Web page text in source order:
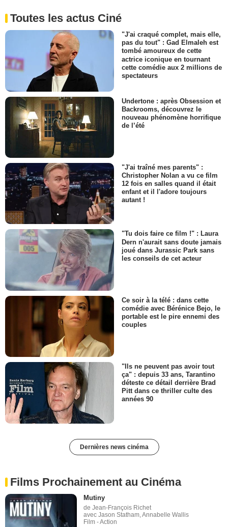
Toutes les actus Ciné
"J'ai craqué complet, mais elle,
pas du tout" : Gad Elmaleh est
tombé amoureux de cette
actrice iconique en tournant
cette comédie aux 2 millions de
spectateurs
Undertone : après Obsession et
Backrooms, découvrez le
nouveau phénomène horrifique
de l’été
"J'ai traîné mes parents" :
Christopher Nolan a vu ce film
12 fois en salles quand il était
enfant et il l'adore toujours
autant !
"Tu dois faire ce film !" : Laura
Dern n'aurait sans doute jamais
joué dans Jurassic Park sans
les conseils de cet acteur
Ce soir à la télé : dans cette
comédie avec Bérénice Bejo, le
portable est le pire ennemi des
couples
"Ils ne peuvent pas avoir tout
ça" : depuis 33 ans, Tarantino
déteste ce détail derrière Brad
Pitt dans ce thriller culte des
années 90
Dernières news cinéma
Films Prochainement au Cinéma
Mutiny
de Jean-François Richet
avec Jason Statham, Annabelle Wallis
Film - Action